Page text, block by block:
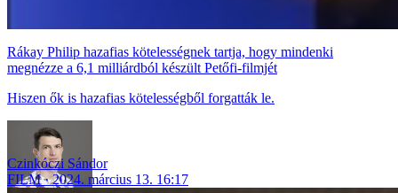
Rákay Philip hazafias kötelességnek tartja, hogy mindenki
megnézze a 6,1 milliárdból készült Petőfi-filmjét
Hiszen ők is hazafias kötelességből forgatták le.
Czinkóczi Sándor
FILM
2024. március 13. 16:17